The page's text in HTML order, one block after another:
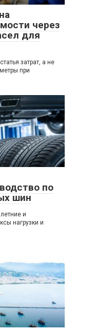
через
для
затрат, а не
при
по
шин
и
нагрузки и